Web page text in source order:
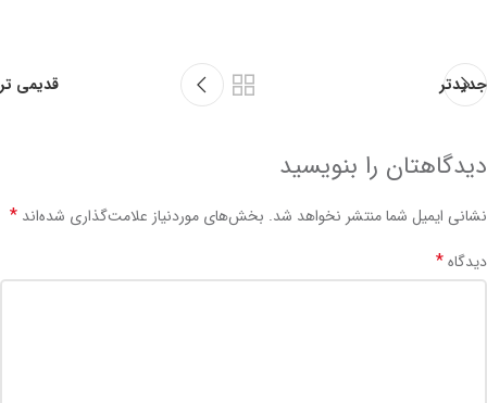
جدیدتر قدیمی تر
دیدگاهتان را بنویسید
نشانی ایمیل شما منتشر نخواهد شد. بخش‌های موردنیاز علامت‌گذاری شده‌اند *
دیدگاه*